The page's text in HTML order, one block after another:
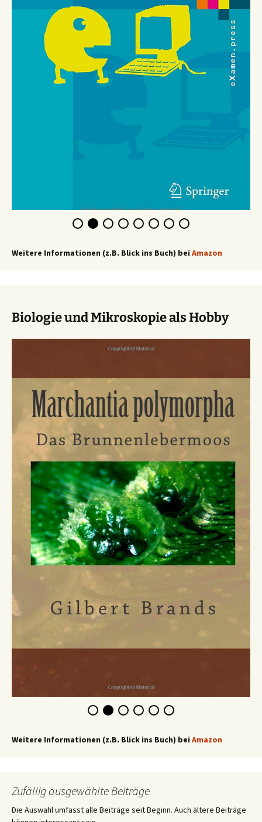
Weitere Informationen (z.B. Blick ins Buch) bei Amazon
Biologie und Mikroskopie als Hobby
Weitere Informationen (z.B. Blick ins Buch) bei Amazon
Zufällig ausgewählte Beiträge
Die Auswahl umfasst alle Beiträge seit Beginn. Auch ältere Beiträge